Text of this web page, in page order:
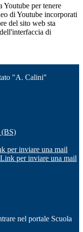
Youtube per tenere
di Youtube incorporati
del sito web sta
di
"A. Calini"
(BS)
per inviare una mail
Link per inviare una mail
nel portale Scuola